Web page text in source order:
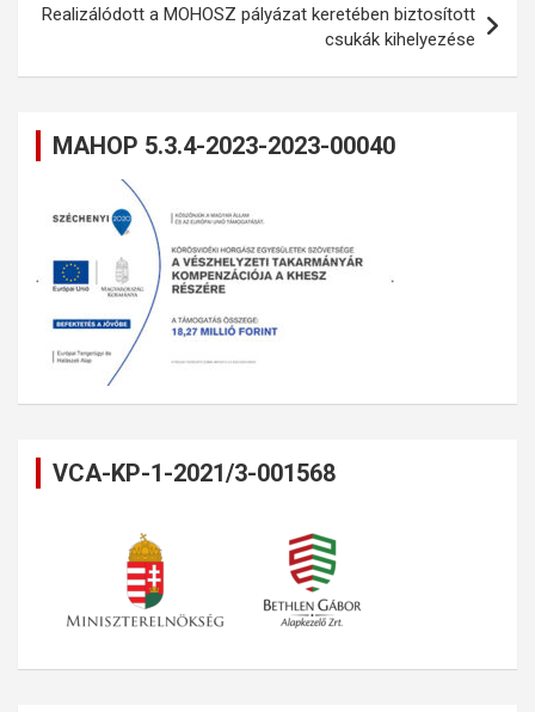
Realizálódott a MOHOSZ pályázat keretében biztosított
csukák kihelyezése
MAHOP 5.3.4-2023-2023-00040
VCA-KP-1-2021/3-001568